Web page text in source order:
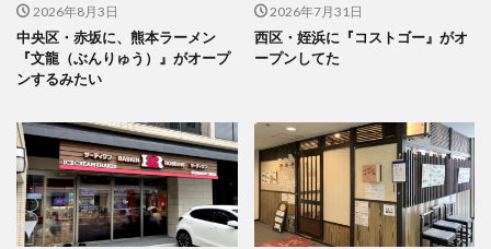
2026年8月3日
中央区・赤坂に、熊本ラーメン
『文龍（ぶんりゅう）』がオープ
ンするみたい
2026年7月31日
西区・姪浜に『コストゴー』がオ
ープンしてた